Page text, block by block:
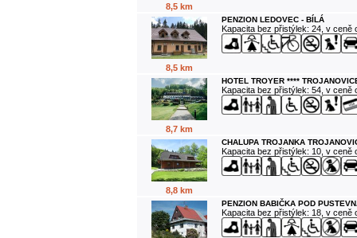
8,5 km
8,5 km
PENZION LEDOVEC - BÍLÁ
Kapacita bez přistýlek: 24, v ceně
8,7 km
HOTEL TROYER ****
Kapacita bez přistýlek: 54, v ceně
8,8 km
CHALUPA TROJANKA
Kapacita bez přistýlek: 10, v ceně
PENZION BABIČKA POD
Kapacita bez přistýlek: 18, v ceně